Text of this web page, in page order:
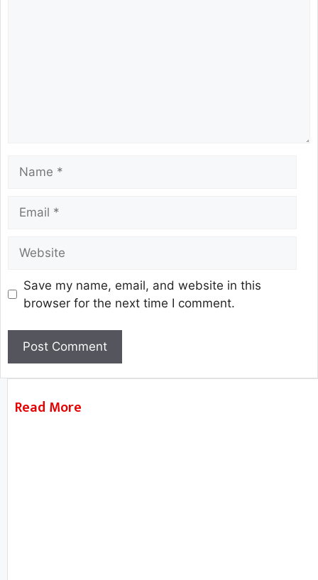
Save my name, email, and website in this
browser for the next time I comment.
Read More